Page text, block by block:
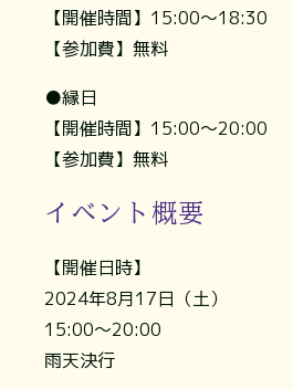
【開催時間】15:00～18:30
【参加費】無料
●縁日
【開催時間】15:00～20:00
【参加費】無料
イベント概要
【開催日時】
2024年8月17日（土）
15:00～20:00
雨天決行